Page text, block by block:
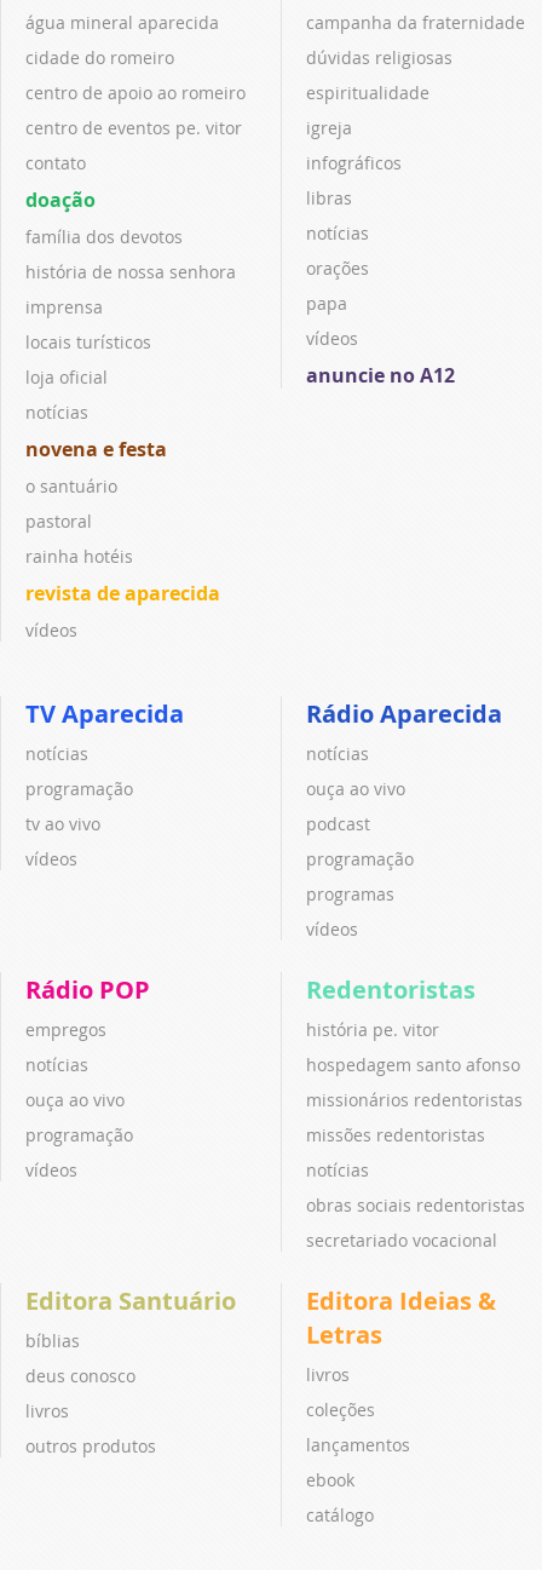
água mineral aparecida
cidade do romeiro
centro de apoio ao romeiro
centro de eventos pe. vitor
contato
doação
família dos devotos
história de nossa senhora
imprensa
locais turísticos
loja oficial
notícias
novena e festa
o santuário
pastoral
rainha hotéis
revista de aparecida
vídeos
campanha da fraternidade
dúvidas religiosas
espiritualidade
igreja
infográficos
libras
notícias
orações
papa
vídeos
anuncie no A12
TV Aparecida
notícias
programação
tv ao vivo
vídeos
Rádio Aparecida
notícias
ouça ao vivo
podcast
programação
programas
vídeos
Rádio POP
empregos
notícias
ouça ao vivo
programação
vídeos
Redentoristas
história pe. vitor
hospedagem santo afonso
missionários redentoristas
missões redentoristas
notícias
obras sociais redentoristas
secretariado vocacional
Editora Santuário
bíblias
deus conosco
livros
outros produtos
Editora Ideias &
Letras
livros
coleções
lançamentos
ebook
catálogo